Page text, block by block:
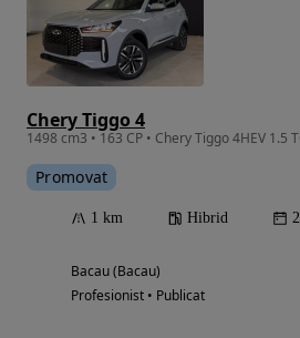
Chery Tiggo 4
1498 cm3 • 163 CP • Chery Tiggo 4HEV 1.5
Promovat
1 km Hibrid
Bacau (Bacau)
Profesionist • Publicat